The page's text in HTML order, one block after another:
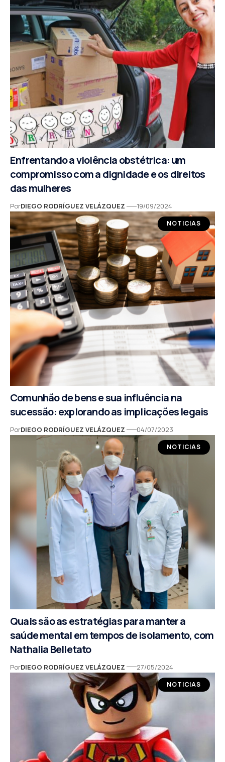
Enfrentando a violência obstétrica: um
compromisso com a dignidade e os direitos
das mulheres
PorDIEGO RODRÍGUEZ VELÁZQUEZ 19/09/2024
NOTICIAS
Comunhão de bens e sua influência na
sucessão: explorando as implicações legais
PorDIEGO RODRÍGUEZ VELÁZQUEZ 04/07/2023
NOTICIAS
Quais são as estratégias para manter a
saúde mental em tempos de isolamento, com
Nathalia Belletato
PorDIEGO RODRÍGUEZ VELÁZQUEZ 27/05/2024
NOTICIAS